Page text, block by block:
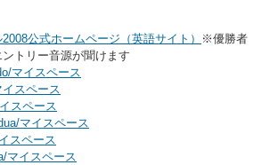
公式ホームページ（英語サイト）
※優勝者
トリー音源が聞けます
マイスペース
スペース
スペース
マイスペース
スペース
マイスペース